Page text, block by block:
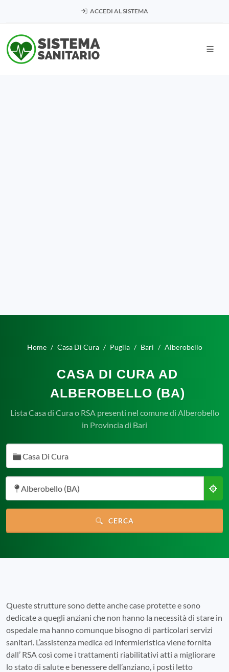
ACCEDI AL SISTEMA
Home Casa Di Cura Puglia Bari Alberobello
CASA DI CURA AD
ALBEROBELLO (BA)
Lista Casa di Cura o RSA presenti nel comune di Alberobello
in Provincia di Bari
Casa Di Cura
Alberobello (BA)
CERCA
Queste strutture sono dette anche case protette e sono
dedicate a quegli anziani che non hanno la necessità di stare in
ospedale ma hanno comunque bisogno di particolari servizi
sanitari. L’assistenza medica ed infermieristica viene fornita
dall’ RSA così come i trattamenti riabilitativi atti a migliorare
lo stato di salute e benessere dell’anziano, i posti letto